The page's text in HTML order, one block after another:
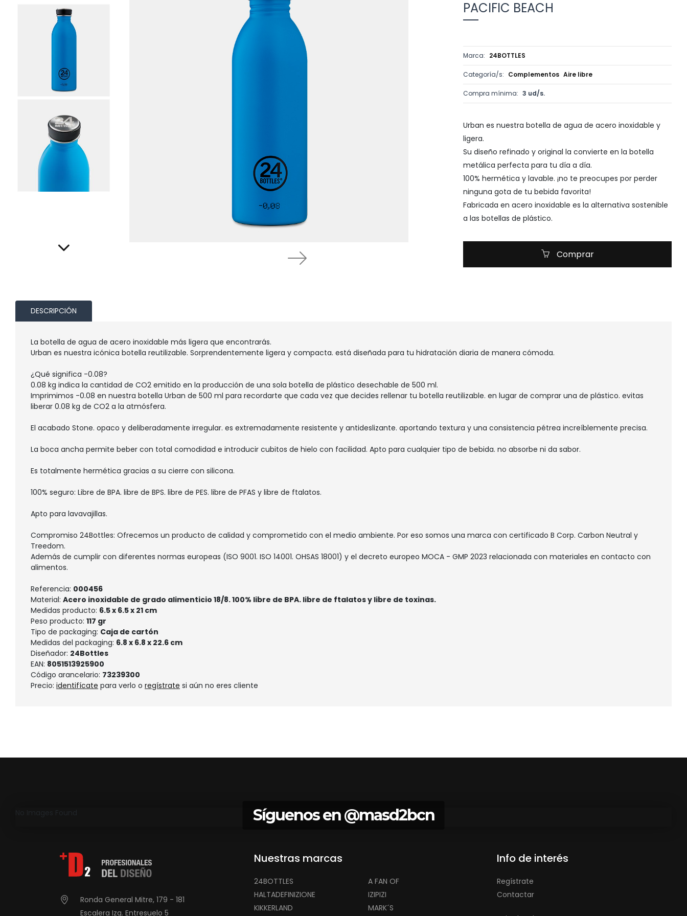
PACIFIC BEACH
Marca: 24BOTTLES
Categoría/s: Complementos Aire libre
Compra mínima: 3 ud/s.
Urban es nuestra botella de agua de acero inoxidable y
ligera.
Su diseño refinado y original la convierte en la botella
metálica perfecta para tu día a día.
100% hermética y lavable. ¡no te preocupes por perder
ninguna gota de tu bebida favorita!
Fabricada en acero inoxidable es la alternativa sostenible
a las botellas de plástico.
Comprar
DESCRIPCIÓN
La botella de agua de acero inoxidable más ligera que encontrarás.
Urban es nuestra icónica botella reutilizable. Sorprendentemente ligera y compacta. está diseñada para tu hidratación diaria de manera cómoda.
¿Qué significa -0.08?
0.08 kg indica la cantidad de CO2 emitido en la producción de una sola botella de plástico desechable de 500 ml.
Imprimimos -0.08 en nuestra botella Urban de 500 ml para recordarte que cada vez que decides rellenar tu botella reutilizable. en lugar de comprar una de plástico. evitas
liberar 0.08 kg de CO2 a la atmósfera.
El acabado Stone. opaco y deliberadamente irregular. es extremadamente resistente y antideslizante. aportando textura y una consistencia pétrea increíblemente precisa.
La boca ancha permite beber con total comodidad e introducir cubitos de hielo con facilidad. Apto para cualquier tipo de bebida. no absorbe ni da sabor.
Es totalmente hermética gracias a su cierre con silicona.
100% seguro: Libre de BPA. libre de BPS. libre de PES. libre de PFAS y libre de ftalatos.
Apto para lavavajillas.
Compromiso 24Bottles: Ofrecemos un producto de calidad y comprometido con el medio ambiente. Por eso somos una marca con certificado B Corp. Carbon Neutral y
Treedom.
Además de cumplir con diferentes normas europeas (ISO 9001. ISO 14001. OHSAS 18001) y el decreto europeo MOCA - GMP 2023 relacionada con materiales en contacto con
alimentos.
Referencia: 000456
Material: Acero inoxidable de grado alimenticio 18/8. 100% libre de BPA. libre de ftalatos y libre de toxinas.
Medidas producto: 6.5 x 6.5 x 21 cm
Peso producto: 117 gr
Tipo de packaging: Caja de cartón
Medidas del packaging: 6.8 x 6.8 x 22.6 cm
Diseñador: 24Bottles
EAN: 8051513925900
Código arancelario: 73239300
Precio: identifícate para verlo o regístrate si aún no eres cliente
Síguenos en@masd2bcn
Ronda General Mitre, 179 - 181
Escalera Izq. Entresuelo 5
Nuestras marcas
24BOTTLES
A FAN OF
HALTADEFINIZIONE
IZIPIZI
KIKKERLAND
MARK´S
Info de interés
Regístrate
Contactar